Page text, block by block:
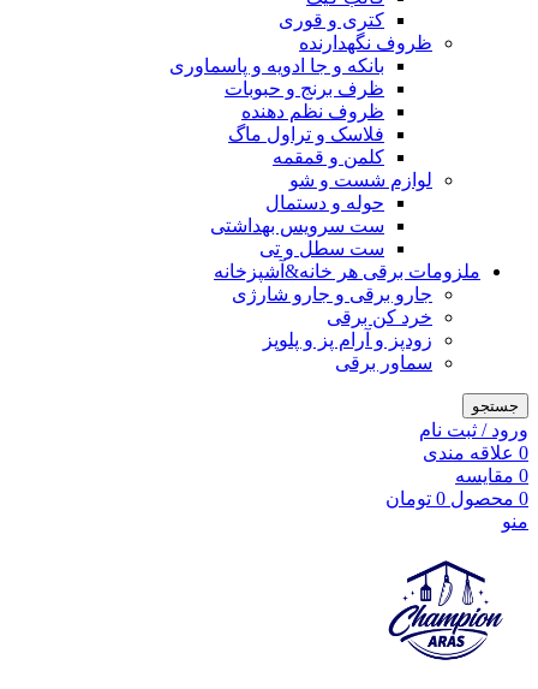
کتری و قوری
ظروف نگهدارنده
بانکه و جا ادویه و پاسماوری
ظرف برنج و حبوبات
ظروف نظم دهنده
فلاسک و تراول ماگ
کلمن و قمقمه
لوازم شست و شو
حوله و دستمال
ست سرویس بهداشتی
ست سطل و تی
ملزومات برقی هر خانه&آشپزخانه
جارو برقی و جارو شارژی
خرد کن برقی
زودپز و آرام پز و پلوپز
سماور برقی
جستجو
ورود / ثبت نام
0 علاقه مندی
0 مقایسه
0 محصول 0 تومان
منو